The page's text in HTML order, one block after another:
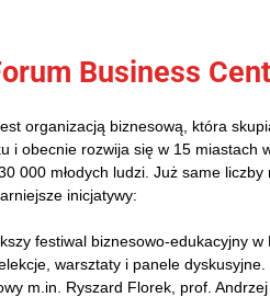
Business
organizacją biznesową, która
i obecnie rozwija się w 15 miastach
000 młodych ludzi. Już same
inicjatywy:
festiwal biznesowo-edukacyjny
warsztaty i panele
m.in. Ryszard Florek, prof.